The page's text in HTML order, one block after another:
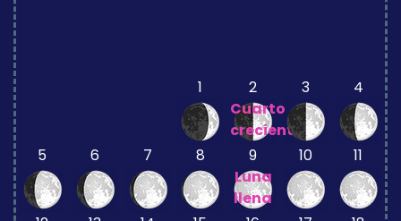
1
2
Cuarto
creciente
3 4
5 6 7 8
9
Luna
llena
10 11